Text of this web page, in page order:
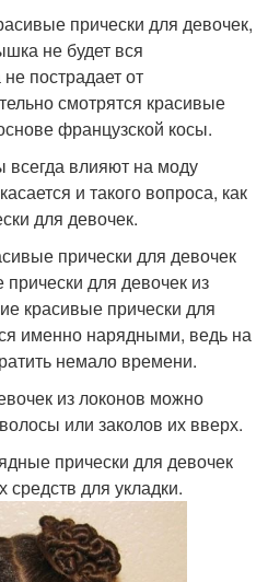
прически для девочек,
не будет вся
пострадает от
смотрятся красивые
французской косы.
влияют на моду
и такого вопроса, как
для девочек.
прически для девочек
для девочек из
красивые прически для
именно нарядными, ведь на
немало времени.
из локонов можно
или заколов их вверх.
прически для девочек
для укладки.